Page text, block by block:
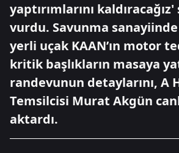
yaptırımlarını
vurdu. Savunma sanayiinde
yerli uçak KAAN’ın motor
kritik başlıkların masaya
randevunun detaylarını, A
Temsilcisi Murat Akgün
aktardı.